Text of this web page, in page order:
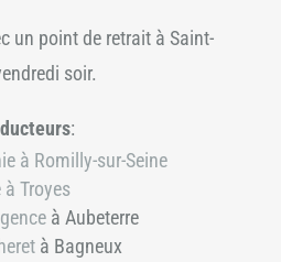
un point de retrait à Saint-
soir.
:
à Romilly-sur-Seine
Troyes
à Aubeterre
à Bagneux